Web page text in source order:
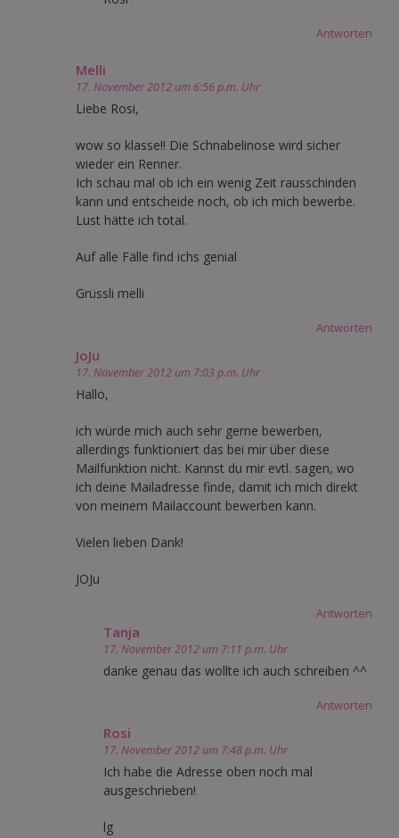
Antworten
Melli
17. November 2012 um 6:56 p.m. Uhr
Liebe Rosi,
wow so klasse!! Die Schnabelinose wird sicher
wieder ein Renner.
Ich schau mal ob ich ein wenig Zeit rausschinden
kann und entscheide noch, ob ich mich bewerbe.
Lust hätte ich total.
Auf alle Fälle find ichs genial
Grüssli melli
Antworten
JoJu
17. November 2012 um 7:03 p.m. Uhr
Hallo,
ich würde mich auch sehr gerne bewerben,
allerdings funktioniert das bei mir über diese
Mailfunktion nicht. Kannst du mir evtl. sagen, wo
ich deine Mailadresse finde, damit ich mich direkt
von meinem Mailaccount bewerben kann.
Vielen lieben Dank!
JOJu
Antworten
Tanja
17. November 2012 um 7:11 p.m. Uhr
danke genau das wollte ich auch schreiben ^^
Antworten
Rosi
17. November 2012 um 7:48 p.m. Uhr
Ich habe die Adresse oben noch mal
ausgeschrieben!
lg